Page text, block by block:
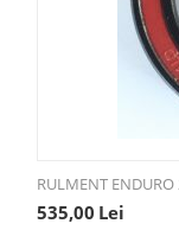
RULMENT
535,00 Lei